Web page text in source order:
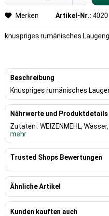
Artikel-Nr.: 4020
Merken
knuspriges rumänisches
Beschreibung
Knuspriges rumänisches
Nährwerte und Produktdetails
Zutaten : WEIZENMEHL,
mehr
Trusted Shops Bewertungen
Ähnliche Artikel
Kunden kauften auch